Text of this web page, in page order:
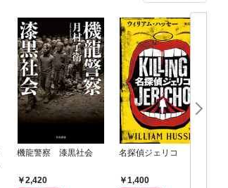
機龍警察 漆黒社会
2,420
名探偵ジェリコ
1,400